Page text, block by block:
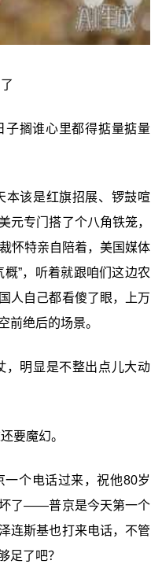
子搁谁心里都得掂量掂量
本该是红旗招展、锣鼓喧
元专门搭了个八角铁笼，
怀特亲自陪着，美国媒体
”，听着就跟咱们这边农
人自己都看傻了眼，上万
前绝后的场景。
，明显是不整出点儿大动
要魔幻。
个电话过来，祝他80岁
了——普京是今天第一个
连斯基也打来电话，不管
足了吧？